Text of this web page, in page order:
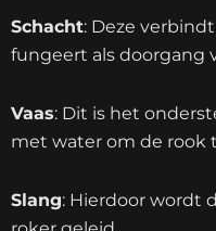
Schacht: Deze
fungeert als doorgang
Vaas: Dit is het
met water om de rook
Slang: Hierdoor wordt